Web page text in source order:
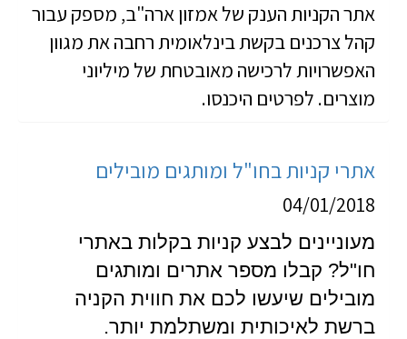
אתר הקניות הענק של אמזון ארה"ב, מספק עבור
קהל צרכנים בקשת בינלאומית רחבה את מגוון
האפשרויות לרכישה מאובטחת של מיליוני
מוצרים. לפרטים היכנסו.
אתרי קניות בחו"ל ומותגים מובילים
04/01/2018
מעוניינים לבצע קניות בקלות באתרי
חו"ל? קבלו מספר אתרים ומותגים
מובילים שיעשו לכם את חווית הקניה
ברשת לאיכותית ומשתלמת יותר.